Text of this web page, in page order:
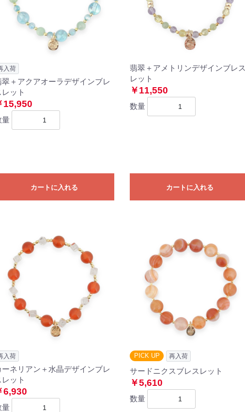
入荷
翠＋アクアオーラデザインブレ
レット
15,950
量
カートに入れる
翡翠＋アメトリンデザインブレス
レット
￥11,550
数量
カートに入れる
入荷
ーネリアン＋水晶デザインブレ
レット
6,930
量
PICK UP 再入荷
サードニクスブレスレット
￥5,610
数量